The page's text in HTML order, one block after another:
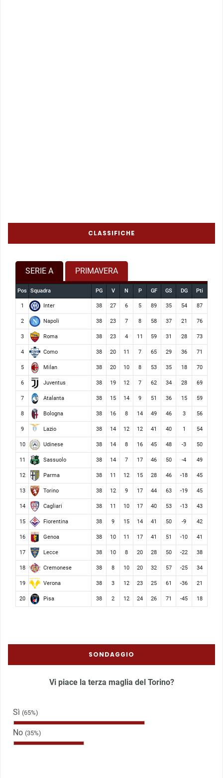
CLASSIFICHE
SERIE A PRIMAVERA
Pos Squadra PG V N P GF GS DG Pti
1 Inter 38 27 6 5 89 35 54 87
2 Napoli 38 23 7 8 58 37 21 76
3 Roma 38 23 4 11 59 31 28 73
4 Como 38 20 11 7 65 29 36 71
5 Milan 38 20 10 8 53 35 18 70
6 Juventus 38 19 12 7 62 34 28 69
7 Atalanta 38 15 14 9 51 36 15 59
8 Bologna 38 16 8 14 49 46 3 56
9 Lazio 38 14 12 12 41 40 1 54
10 Udinese 38 14 8 16 45 48 -3 50
11 Sassuolo 38 14 7 17 46 50 -4 49
12 Parma 38 11 12 15 28 46 -18 45
13 Torino 38 12 9 17 44 63 -19 45
14 Cagliari 38 11 10 17 40 53 -13 43
15 Fiorentina 38 9 15 14 41 50 -9 42
16 Genoa 38 10 11 17 41 51 -10 41
17 Lecce 38 10 8 20 28 50 -22 38
18 Cremonese 38 8 10 20 32 57 -25 34
19 Verona 38 3 12 23 25 61 -36 21
20 Pisa 38 2 12 24 26 71 -45 18
SONDAGGIO
Vi piace la terza maglia del Torino?
Sì (65%)
No (35%)